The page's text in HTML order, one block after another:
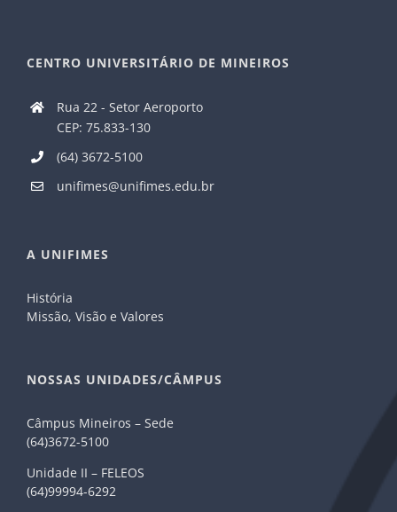
CENTRO UNIVERSITÁRIO DE MINEIROS
Rua 22 - Setor Aeroporto
CEP: 75.833-130
(64) 3672-5100
unifimes@unifimes.edu.br
A UNIFIMES
História
Missão, Visão e Valores
NOSSAS UNIDADES/CÂMPUS
Câmpus Mineiros – Sede
(64)3672-5100
Unidade II – FELEOS
(64)99994-6292